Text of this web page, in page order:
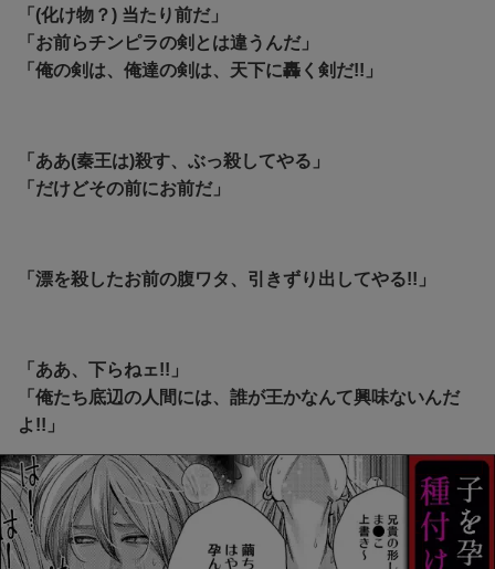
「(化け物？) 当たり前だ」
「お前らチンピラの剣とは違うんだ」
「俺の剣は、俺達の剣は、天下に轟く剣だ!!」
「ああ(秦王は)殺す、ぶっ殺してやる」
「だけどその前にお前だ」
「漂を殺したお前の腹ワタ、引きずり出してやる!!」
「ああ、下らねェ!!」
「俺たち底辺の人間には、誰が王かなんて興味ないんだ
よ!!」